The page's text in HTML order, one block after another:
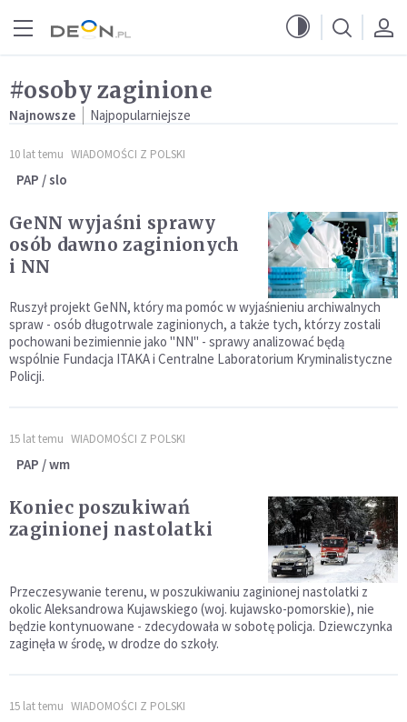
#osoby zaginione
Najnowsze Najpopularniejsze
10 lat temu WIADOMOŚCI Z POLSKI
PAP / slo
GeNN wyjaśni sprawy
osób dawno zaginionych
i NN
Ruszył projekt GeNN, który ma pomóc w wyjaśnieniu archiwalnych
spraw - osób długotrwale zaginionych, a także tych, którzy zostali
pochowani bezimiennie jako "NN" - sprawy analizować będą
wspólnie Fundacja ITAKA i Centralne Laboratorium Kryminalistyczne
Policji.
15 lat temu WIADOMOŚCI Z POLSKI
PAP / wm
Koniec poszukiwań
zaginionej nastolatki
Przeczesywanie terenu, w poszukiwaniu zaginionej nastolatki z
okolic Aleksandrowa Kujawskiego (woj. kujawsko-pomorskie), nie
będzie kontynuowane - zdecydowała w sobotę policja. Dziewczynka
zaginęła w środę, w drodze do szkoły.
15 lat temu WIADOMOŚCI Z POLSKI